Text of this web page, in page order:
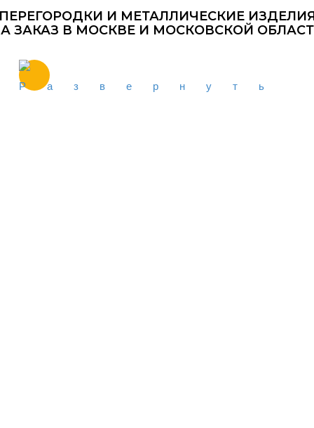
И МЕТАЛЛИЧЕСКИЕ
ЗАКАЗ В МОСКВЕ И МОСКОВСКОЙ